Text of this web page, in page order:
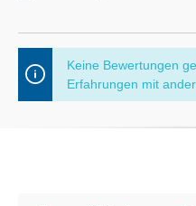
Keine Bewertungen
Erfahrungen mit